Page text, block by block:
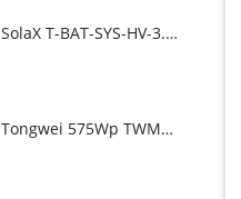
SolaX T-BAT-SYS-HV-3.0 MC0600 HV BMS
Tongwei 575Wp TWMND-72HD-575 N-type Bifacial silver frame solar panel